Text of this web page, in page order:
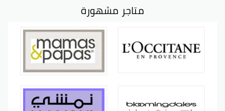
متاجر مشهورة